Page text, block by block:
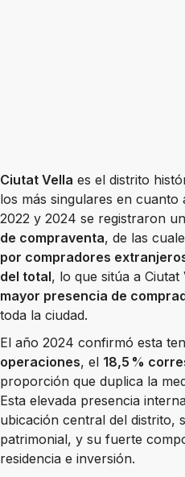
Ciutat Vella es el distrito
los más singulares en
2022 y 2024 se registraron
de compraventa, de las
por compradores
del total, lo que sitúa a Ciutat
mayor presencia de
toda la ciudad.
El año 2024 confirmó esta
operaciones, el 18,5 %
proporción que duplica la
Esta elevada presencia
ubicación central del distrito,
patrimonial, y su fuerte
residencia e inversión.